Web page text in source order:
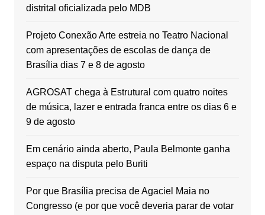
distrital oficializada pelo MDB
Projeto Conexão Arte estreia no Teatro Nacional
com apresentações de escolas de dança de
Brasília dias 7 e 8 de agosto
AGROSAT chega à Estrutural com quatro noites
de música, lazer e entrada franca entre os dias 6 e
9 de agosto
Em cenário ainda aberto, Paula Belmonte ganha
espaço na disputa pelo Buriti
Por que Brasília precisa de Agaciel Maia no
Congresso (e por que você deveria parar de votar